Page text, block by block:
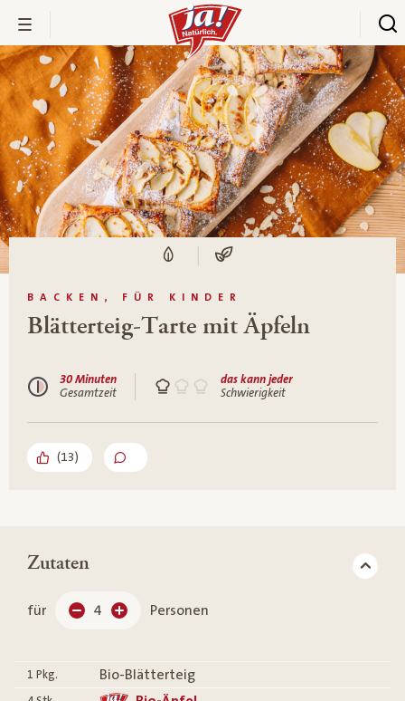
BACKEN, FÜR KINDER
Blätterteig-Tarte mit Äpfeln
30 Minuten
Gesamtzeit
das kann jeder
Schwierigkeit
(13)
Zutaten
für 4 Personen
1 Pkg. Bio-Blätterteig